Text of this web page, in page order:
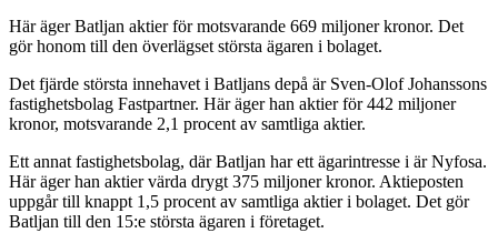
Här äger Batljan aktier för motsvarande 669 miljoner kronor. Det
gör honom till den överlägset största ägaren i bolaget.
Det fjärde största innehavet i Batljans depå är Sven-Olof Johanssons
fastighetsbolag Fastpartner. Här äger han aktier för 442 miljoner
kronor, motsvarande 2,1 procent av samtliga aktier.
Ett annat fastighetsbolag, där Batljan har ett ägarintresse i är Nyfosa.
Här äger han aktier värda drygt 375 miljoner kronor. Aktieposten
uppgår till knappt 1,5 procent av samtliga aktier i bolaget. Det gör
Batljan till den 15:e största ägaren i företaget.